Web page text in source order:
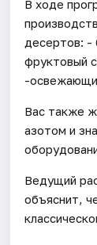
В ходе
десертов: -
фруктовый
-
Вас также
азотом и
Ведущий
объяснит,